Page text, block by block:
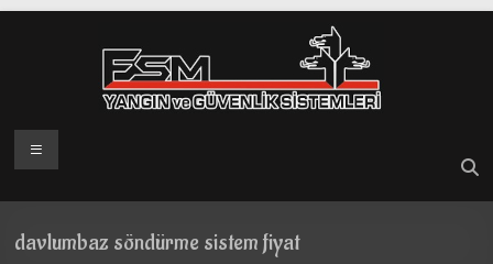
Menü
davlumbaz söndürme sistem fiyat